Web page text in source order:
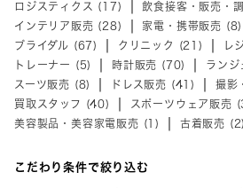
ロジスティクス (17)
飲食接客・販売・
インテリア販売 (28)
家電・携帯販売 (8)
ブライダル (67)
クリニック (21)
レ
トレーナー (5)
時計販売 (70)
ラン
スーツ販売 (8)
ドレス販売 (41)
撮影
買取スタッフ (40)
スポーツウェア販売
美容製品・美容家電販売 (1)
古着販売 (2)
こだわり条件で絞り込む